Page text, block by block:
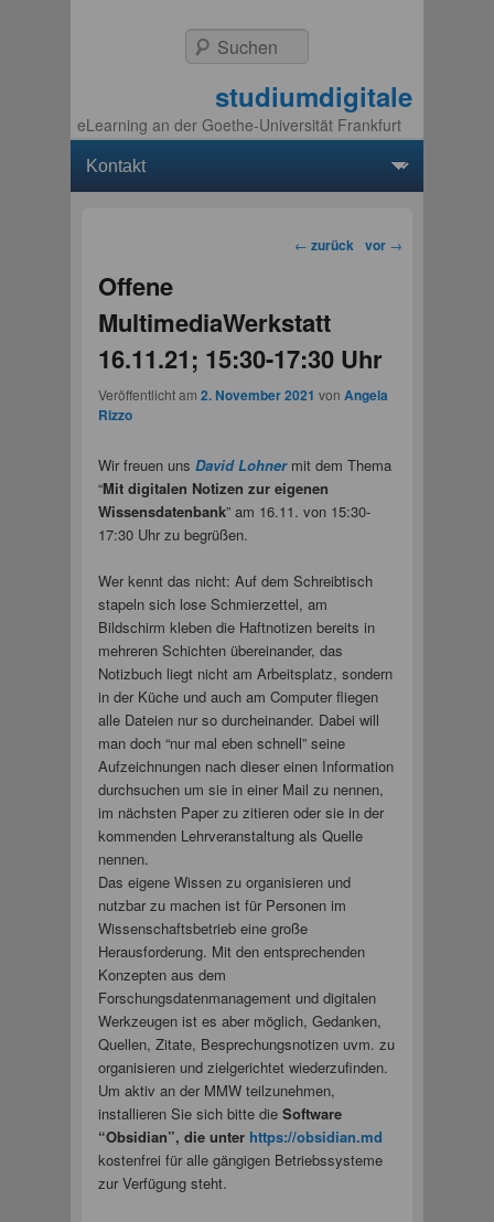
studiumdigitale
eLearning an der Goethe-Universität Frankfurt
Suchen
Beitragsnavigation
← zurück vor →
Offene
MultimediaWerkstatt
16.11.21; 15:30-17:30 Uhr
Veröffentlicht am 2. November 2021 von Angela
Rizzo
Wir freuen uns David Lohnermit dem Thema
“Mit digitalen Notizen zur eigenen
Wissensdatenbank” am 16.11. von 15:30-
17:30 Uhr zu begrüßen.
Wer kennt das nicht: Auf dem Schreibtisch
stapeln sich lose Schmierzettel, am
Bildschirm kleben die Haftnotizen bereits in
mehreren Schichten übereinander, das
Notizbuch liegt nicht am Arbeitsplatz, sondern
in der Küche und auch am Computer fliegen
alle Dateien nur so durcheinander. Dabei will
man doch “nur mal eben schnell” seine
Aufzeichnungen nach dieser einen Information
durchsuchen um sie in einer Mail zu nennen,
im nächsten Paper zu zitieren oder sie in der
kommenden Lehrveranstaltung als Quelle
nennen.
Das eigene Wissen zu organisieren und
nutzbar zu machen ist für Personen im
Wissenschaftsbetrieb eine große
Herausforderung. Mit den entsprechenden
Konzepten aus dem
Forschungsdatenmanagement und digitalen
Werkzeugen ist es aber möglich, Gedanken,
Quellen, Zitate, Besprechungsnotizen uvm. zu
organisieren und zielgerichtet wiederzufinden.
Um aktiv an der MMW teilzunehmen,
installieren Sie sich bitte die Software
“Obsidian”, die unterhttps://obsidian.md
kostenfrei für alle gängigen Betriebssysteme
zur Verfügung steht.